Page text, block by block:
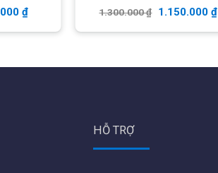
₫ 1.300.000₫ 1.150.000 ₫
HỖ TRỢ